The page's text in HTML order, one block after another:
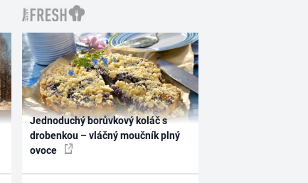
Jednoduchý borůvkový koláč s
drobenkou – vláčný moučník plný
ovoce